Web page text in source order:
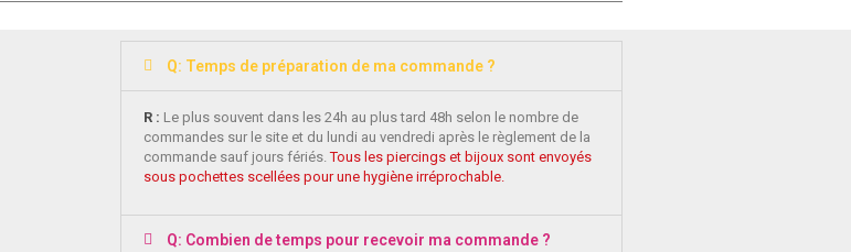
Q: Temps de préparation de ma commande ?
R : Le plus souvent dans les 24h au plus tard 48h selon le nombre de
commandes sur le site et du lundi au vendredi après le règlement de la
commande sauf jours fériés.Tous les piercings et bijoux sont envoyés
sous pochettes scellées pour une hygiène irréprochable.
Q: Combien de temps pour recevoir ma commande ?